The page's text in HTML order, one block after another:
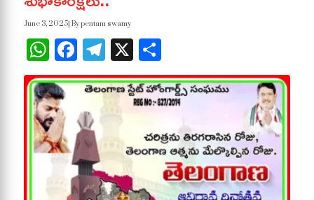
June 3, 2025| By pentam swamy
WhatsApp
Facebook
Telegram
X